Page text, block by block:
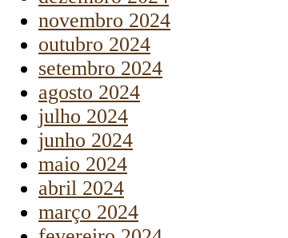
novembro 2024
outubro 2024
setembro 2024
agosto 2024
julho 2024
junho 2024
maio 2024
abril 2024
março 2024